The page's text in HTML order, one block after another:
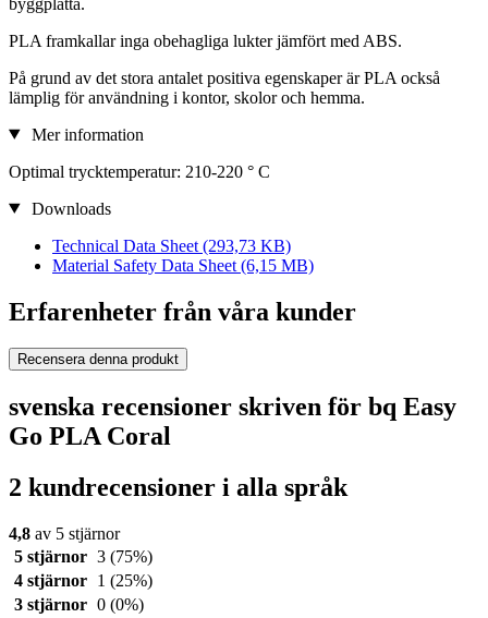
PLA framkallar inga obehagliga lukter jämfört med ABS.
På grund av det stora antalet positiva egenskaper är PLA också
lämplig för användning i kontor, skolor och hemma.
Mer information
Optimal trycktemperatur: 210-220 ° C
Downloads
Technical Data Sheet (293,73 KB)
Material Safety Data Sheet (6,15 MB)
Erfarenheter från våra kunder
Recensera denna produkt
svenska recensioner skriven för bq Easy
Go PLA Coral
2 kundrecensioner i alla språk
4,8 av 5 stjärnor
5 stjärnor 3 (75%)
4 stjärnor
1 (25%)
3 stjärnor 0 (0%)